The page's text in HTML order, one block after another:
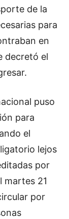
de la
para
en
decretó el
puso
para
el
lejos
por
martes 21
por